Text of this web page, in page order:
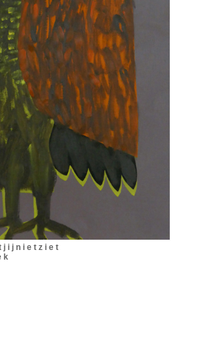
j i j n i e t z i e t
k